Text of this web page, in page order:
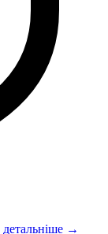
детальніше →